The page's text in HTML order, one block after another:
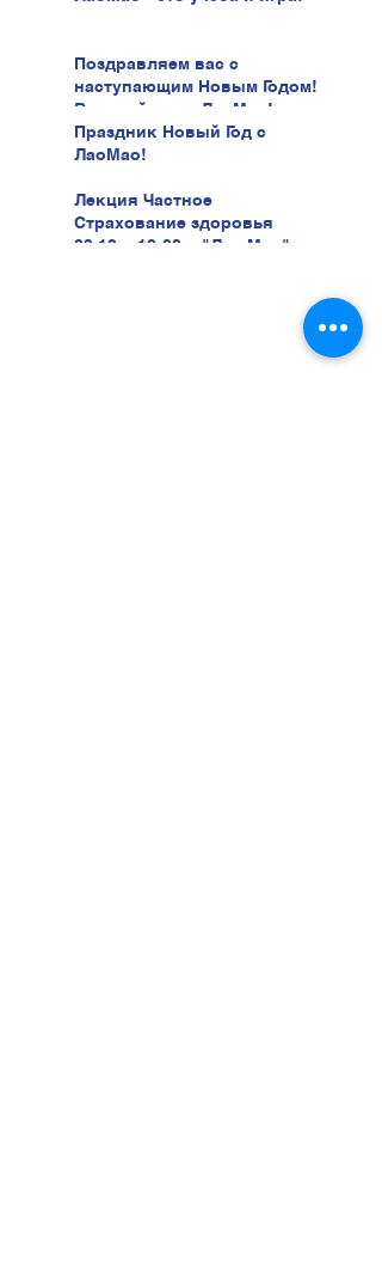
Поздравляем вас с
наступающим Новым Годом!
В новый год с ЛаоМао!
Праздник Новый Год с
ЛаоМао!
Лекция Частное
Страхование здоровья
03.12 в 18:00 в "Лао Мао" ул.